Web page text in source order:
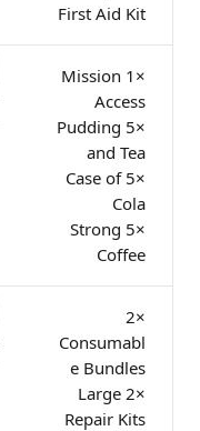
First Aid Kit
×1 Mission
Access
×5 Pudding
and Tea
×5 Case of
Cola
×5 Strong
Coffee
×2
Consumabl
e Bundles
×2 Large
Repair Kits